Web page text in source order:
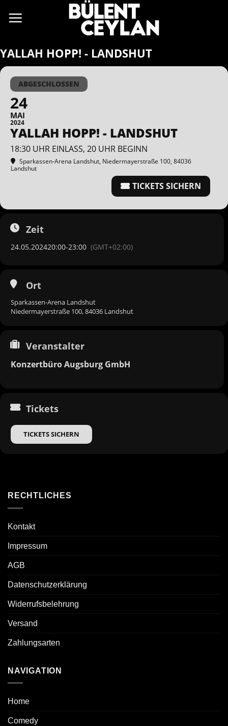
Inhalt
YALLAH HOPP! - LANDSHUT
ABGESCHLOSSEN
24
MAI
2024
YALLAH HOPP! - LANDSHUT
18:30 UHR EINLASS, 20 UHR BEGINN
Sparkassen-Arena Landshut, Niedermayerstraße 100, 84036
Landshut
TICKETS SICHERN
Zeit
24.05.202420:00-23:00 (GMT+02:00)
Ort
Sparkassen-Arena Landshut
Niedermayerstraße 100, 84036 Landshut
Veranstalter
Konzertbüro Augsburg GmbH
Tickets
TICKETS SICHERN
RECHTLICHES
Kontakt
Impressum
AGB
Datenschutzerklärung
Widerrufsbelehrung
Versand
Zahlungsarten
NAVIGATION
Home
Comedy